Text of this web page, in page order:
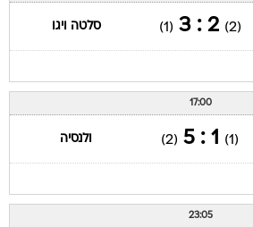
(2)
2 : 3
(1) סלטה ויגו
17:00
(1)
1 : 5
(2) ולנסיה
23:05